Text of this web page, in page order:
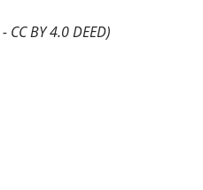
BY 4.0 DEED)